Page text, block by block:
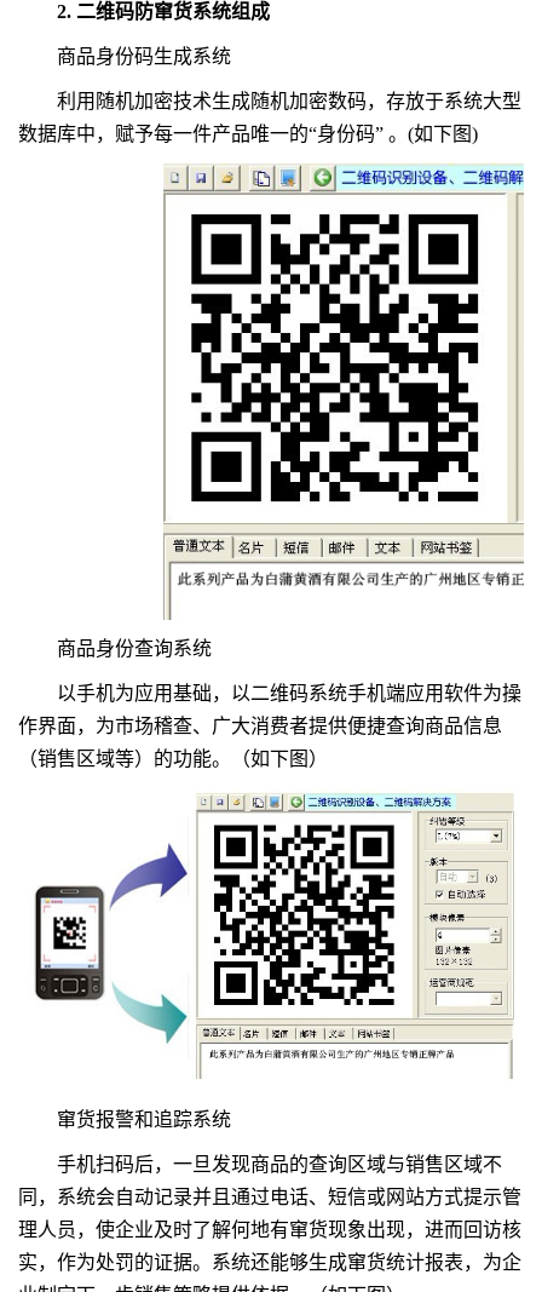
2. 二维码防窜货系统组成
商品身份码生成系统
利用随机加密技术生成随机加密数码，存放于系统大型
数据库中，赋予每一件产品唯一的“身份码” 。(如下图)
商品身份查询系统
以手机为应用基础，以二维码系统手机端应用软件为操
作界面，为市场稽查、广大消费者提供便捷查询商品信息
（销售区域等）的功能。（如下图）
窜货报警和追踪系统
手机扫码后，一旦发现商品的查询区域与销售区域不
同，系统会自动记录并且通过电话、短信或网站方式提示管
理人员，使企业及时了解何地有窜货现象出现，进而回访核
实，作为处罚的证据。系统还能够生成窜货统计报表，为企